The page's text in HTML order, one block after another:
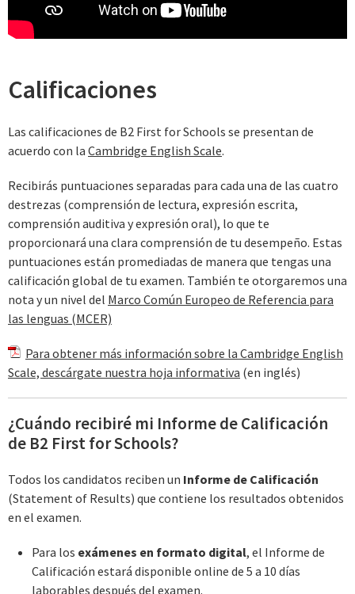
Calificaciones
Las calificaciones de B2 First for Schools se presentan de
acuerdo con la Cambridge English Scale.
Recibirás puntuaciones separadas para cada una de las cuatro
destrezas (comprensión de lectura, expresión escrita,
comprensión auditiva y expresión oral), lo que te
proporcionará una clara comprensión de tu desempeño. Estas
puntuaciones están promediadas de manera que tengas una
calificación global de tu examen. También te otorgaremos una
nota y un nivel del Marco Común Europeo de Referencia para
las lenguas (MCER)
Para obtener más información sobre la Cambridge English
Scale, descárgate nuestra hoja informativa (en inglés)
¿Cuándo recibiré mi Informe de Calificación
de B2 First for Schools?
Todos los candidatos reciben un Informe de Calificación
(Statement of Results) que contiene los resultados obtenidos
en el examen.
Para los exámenes en formato digital, el Informe de
Calificación estará disponible online de 5 a 10 días
laborables después del examen.